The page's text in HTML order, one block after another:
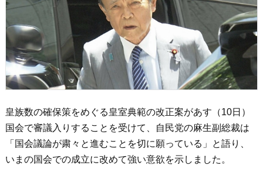
皇族数の確保策をめぐる皇室典範の改正案があす（10日）
国会で審議入りすることを受けて、自民党の麻生副総裁は
「国会議論が粛々と進むことを切に願っている」と語り、
いまの国会での成立に改めて強い意欲を示しました。